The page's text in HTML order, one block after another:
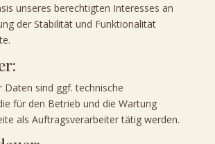
unseres berechtigten Interesses an
der Stabilität und Funktionalität
Daten sind ggf. technische
für den Betrieb und die Wartung
als Auftragsverarbeiter tätig werden.